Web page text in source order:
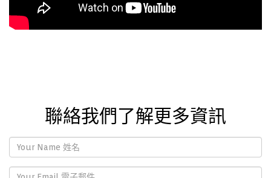
聯絡我們了解更多資訊